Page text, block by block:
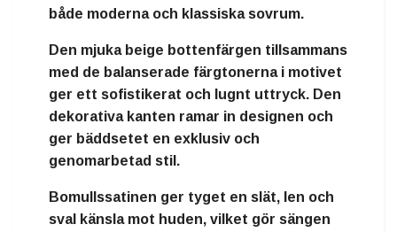
både moderna och klassiska sovrum.
Den mjuka beige bottenfärgen tillsammans
med de balanserade färgtonerna i motivet
ger ett sofistikerat och lugnt uttryck. Den
dekorativa kanten ramar in designen och
ger bäddsetet en exklusiv och
genomarbetad stil.
Bomullssatinen ger tyget en slät, len och
sval känsla mot huden, vilket gör sängen